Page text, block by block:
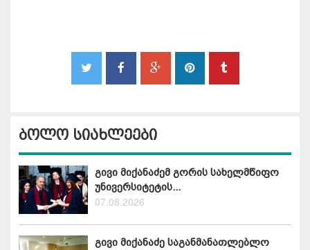
ბოლო სიახლეები
გივი მიქანაძემ გორის სახელმწიფო
უნივერსიტეტის...
07.08.2026
გივი მიქანაძე საგანმანათლებლო